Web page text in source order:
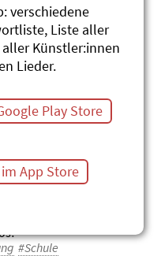
#Schule
verschiedene
Liste aller
Künstler:innen
Lieder.
Play Store
App Store